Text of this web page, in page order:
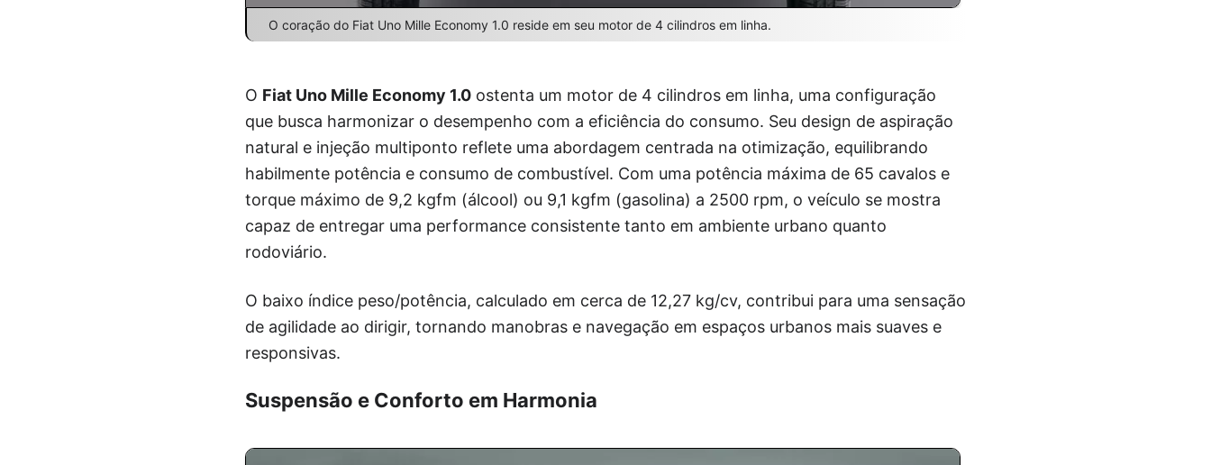
O coração do Fiat Uno Mille Economy 1.0 reside em seu motor de 4 cilindros em linha.
O Fiat Uno Mille Economy 1.0 ostenta um motor de 4 cilindros em linha, uma configuração
que busca harmonizar o desempenho com a eficiência do consumo. Seu design de aspiração
natural e injeção multiponto reflete uma abordagem centrada na otimização, equilibrando
habilmente potência e consumo de combustível. Com uma potência máxima de 65 cavalos e
torque máximo de 9,2 kgfm (álcool) ou 9,1 kgfm (gasolina) a 2500 rpm, o veículo se mostra
capaz de entregar uma performance consistente tanto em ambiente urbano quanto
rodoviário.
O baixo índice peso/potência, calculado em cerca de 12,27 kg/cv, contribui para uma sensação
de agilidade ao dirigir, tornando manobras e navegação em espaços urbanos mais suaves e
responsivas.
Suspensão e Conforto em Harmonia